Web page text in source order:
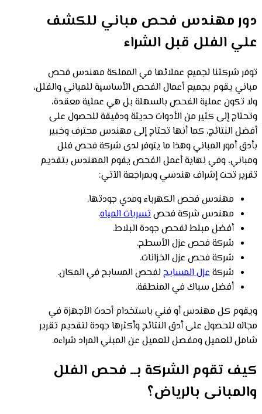
دور مهندس فحص مباني للكشف
علي الفلل قبل الشراء
توفر شركتنا لجميع عملائها في المملكة مهندس فحص
مباني يقوم بجميع أعمال الفحص الأساسية للمباني والفلل،
ولا تكون عملية الفحص بالسهلة بل هي عملية معقدة،
وتحتاج إلى كثير من الأدوات حديثة ودقيقة للحصول على
أفضل النتائج، كما أنها تحتاج إلى مهندس محترف وخبير
بأدق أمور المباني وهذا ما يتوفر لدى شركة فحص فلل
ومباني، وفي نهاية أعمل الفحص يقوم المهندس بتقديم
تقرير تحت إشراف هندسي وبمراجعة الآتي:
مهندس فحص الكهرباء ومدي جودتها.
مهندس شركة فحصتسربات المياه.
أفضل مبلط لفحص جودة البلاط.
شركة فحص عزل الأسطح.
شركة فحص عزل الخزانات.
شركةعزل المسابحلفحص المسابح في المكان.
أفضل سباك في المنطقة.
ويقوم كل مهندس أو فني باستخدام أحدث الأجهزة في
مجاله للحصول على أدق النتائج وأكثرها جودة لتقديم تقرير
شامل للعميل ومفصل للعميل عن المبني المراد شراءه.
كيف تقوم الشركة بــ فحص الفلل
والمبانى بالرياض؟